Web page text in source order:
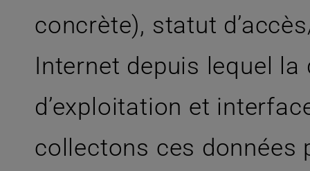
concrète), statut
Internet depuis lequel
d’exploitation et
collectons ces données